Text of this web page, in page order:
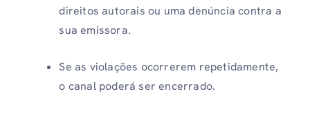
direitos autorais ou uma denúncia contra a
sua emissora.
Se as violações ocorrerem repetidamente,
o canal poderá ser encerrado.